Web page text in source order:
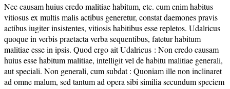
Nec causam huius credo malitiae habitum, etc. cum enim habitus
vitiosus ex multis malis actibus generetur, constat daemones pravis
actibus iugiter insistentes, vitiosis habitibus esse repletos. Udalricus
quoque in verbis praetacta verba sequentibus, fatetur habitum
malitiae esse in ipsis. Quod ergo ait Udalricus : Non credo causam
huius esse habitum malitiae, intelligit vel de habitu malitiae generali,
aut speciali. Non generali, cum subdat : Quoniam ille non inclinaret
ad omne malum, sed tantum ad opera sibi similia secundum speciem